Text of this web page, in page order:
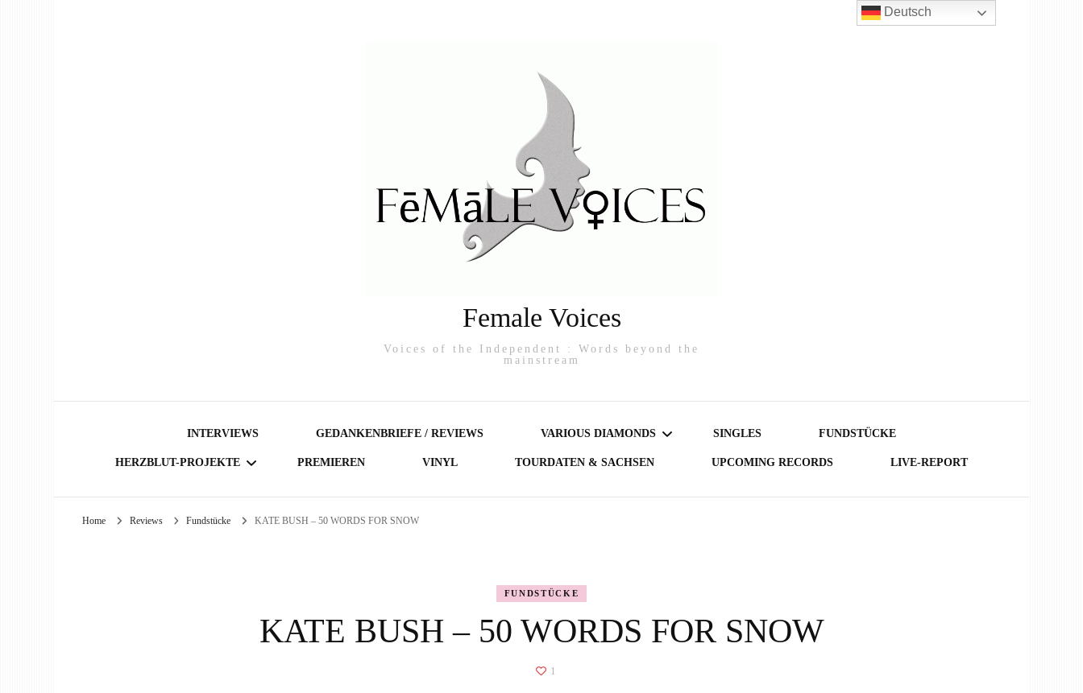
Female Voices
Voices of the Independent : Words beyond the
mainstream
INTERVIEWS GEDANKENBRIEFE / REVIEWS VARIOUS DIAMONDS
AUSTRIAN DIAMONDS
NORDIC DIAMONDS
SINGLES FUNDSTÜCKE
HERZBLUT-PROJEKTE PREMIEREN VINYL TOURDATEN & SACHSEN UPCOMING RECORDS LIVE-REPORT
Home Reviews Fundstücke KATE BUSH – 50 WORDS FOR SNOW
FUNDSTÜCKE
KATE BUSH – 50 WORDS FOR SNOW
1
Deutsch